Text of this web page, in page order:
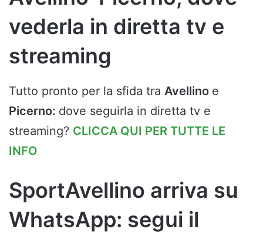
vederla in diretta tv e
streaming
Tutto pronto per la sfida tra Avellino e
Picerno: dove seguirla in diretta tv e
streaming? CLICCA QUI PER TUTTE LE
INFO
SportAvellino arriva su
WhatsApp: segui il